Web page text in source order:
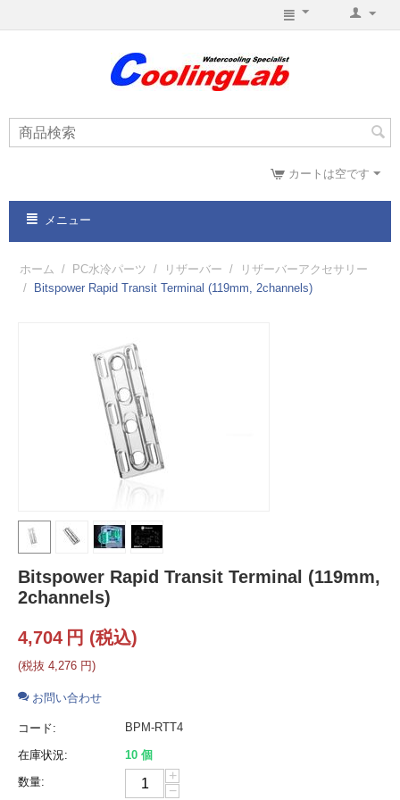
カートは空です
メニュー
ホーム / PC水冷パーツ / リザーバー /
リザーバーアクセサリー
/
Bitspower Rapid Transit Terminal (119mm, 2channels)
Bitspower Rapid Transit Terminal (119mm,
2channels)
4,704 円 (税込)
(税抜 4,276 円)
お問い合わせ
コード: BPM-RTT4
在庫状況:
10 個
数量:
+
−